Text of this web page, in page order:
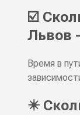
☑️
Львов
Время в
✴️